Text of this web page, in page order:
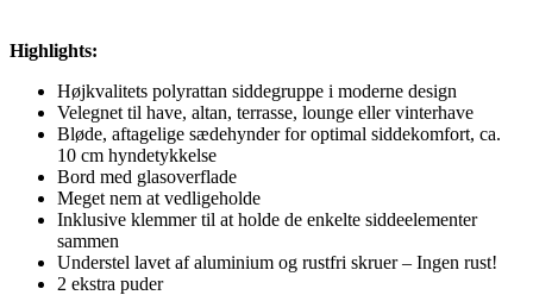
Highlights:
Højkvalitets polyrattan siddegruppe i moderne design
Velegnet til have, altan, terrasse, lounge eller vinterhave
Bløde, aftagelige sædehynder for optimal siddekomfort, ca.
10 cm hyndetykkelse
Bord med glasoverflade
Meget nem at vedligeholde
Inklusive klemmer til at holde de enkelte siddeelementer
sammen
Understel lavet af aluminium og rustfri skruer – Ingen rust!
2 ekstra puder